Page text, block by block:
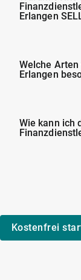
Erlangen
Welche
Erlangen
Wie kann ich
Kostenfrei